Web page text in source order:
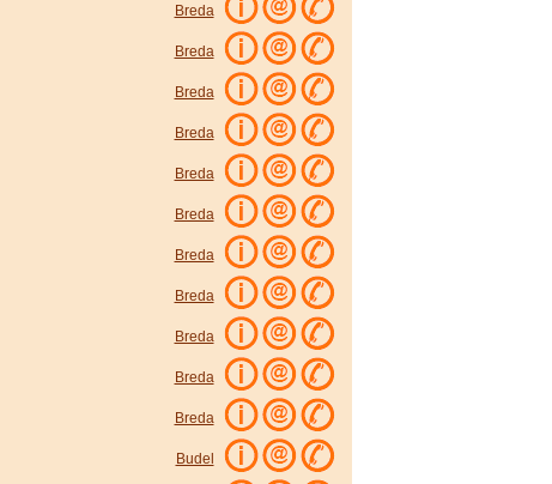
Breda
Breda
Breda
Breda
Breda
Breda
Breda
Breda
Breda
Breda
Breda
Budel